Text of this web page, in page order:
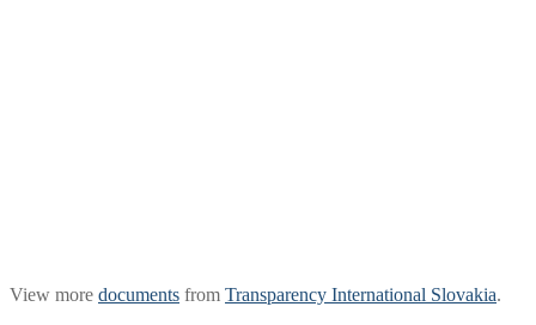
View more documents from Transparency International Slovakia.